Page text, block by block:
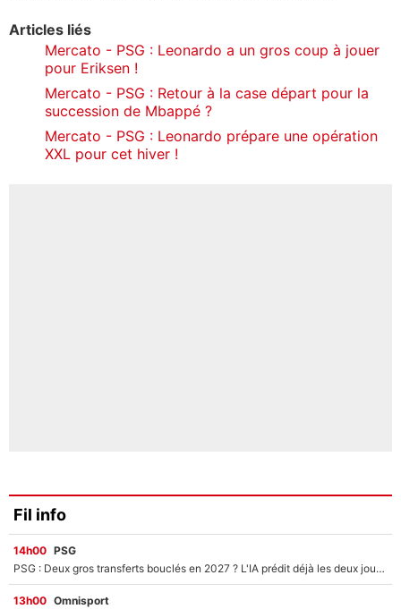
Articles liés
Mercato - PSG : Leonardo a un gros coup à jouer
pour Eriksen !
Mercato - PSG : Retour à la case départ pour la
succession de Mbappé ?
Mercato - PSG : Leonardo prépare une opération
XXL pour cet hiver !
Fil info
14h00 PSG
PSG : Deux gros transferts bouclés en 2027 ? L'IA prédit déjà les deux joueurs qui pourraient rejoindre Luis Enrique !
13h00 Omnisport